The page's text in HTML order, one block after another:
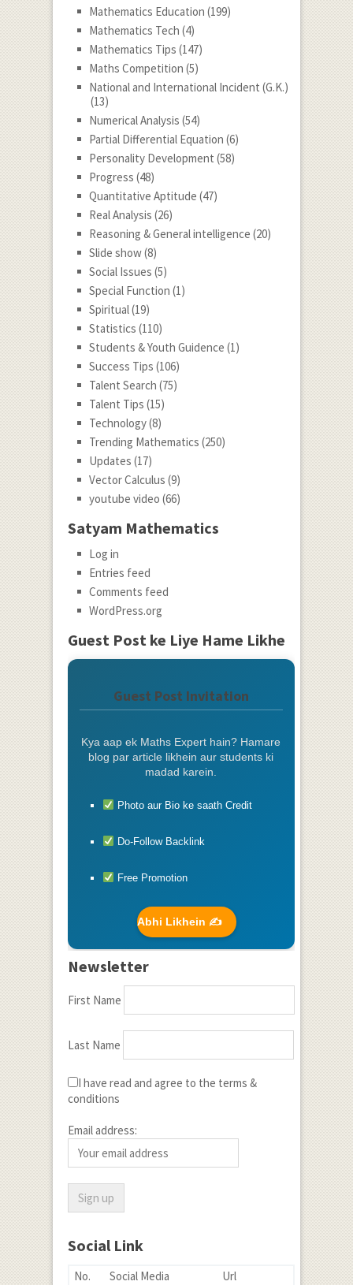
Mathematics Education (199)
Mathematics Tech (4)
Mathematics Tips (147)
Maths Competition (5)
National and International Incident (G.K.)
(13)
Numerical Analysis (54)
Partial Differential Equation (6)
Personality Development (58)
Progress (48)
Quantitative Aptitude (47)
Real Analysis (26)
Reasoning & General intelligence (20)
Slide show(8)
Social Issues (5)
Special Function (1)
Spiritual(19)
Statistics (110)
Students & Youth Guidence (1)
Success Tips (106)
Talent Search (75)
Talent Tips (15)
Technology(8)
Trending Mathematics (250)
Updates (17)
Vector Calculus (9)
youtube video (66)
Satyam Mathematics
Log in
Entries feed
Comments feed
WordPress.org
Guest Post ke Liye Hame Likhe
Guest Post Invitation
Kya aap ek Maths Expert hain? Hamare
blog par article likhein aur students ki
madad karein.
Photo aur Bio ke saath Credit
Do-Follow Backlink
Free Promotion
Abhi Likhein ✍️
Newsletter
First Name
Last Name
I have read and agree to the terms &
conditions
Email address:
Social Link
No. Social Media
Url